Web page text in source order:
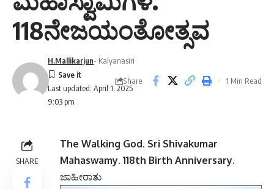
118ನೇಜಯಂತೋತ್ಸವ
Last updated: April 1, 2025
9:03 pm
H.Mallikarjun- Kalyanasiri
Share 1 Min Read
SHARE
The Walking God. Sri Shivakumar
Mahaswamy. 118th Birth Anniversary.
ಜಾಹೀರಾತು